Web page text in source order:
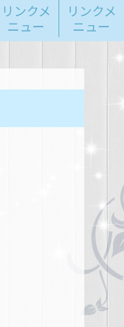
リンクメ
ニュー
リンクメ
ニュー